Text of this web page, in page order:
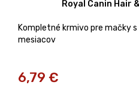
Royal Canin Hair
Kompletné krmivo pre mačky
mesiacov
6,79 €